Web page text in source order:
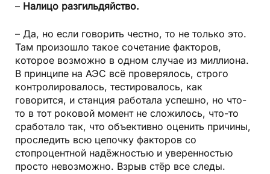
– Налицо разгильдяйство.
– Да, но если говорить честно, то не только это.
Там произошло такое сочетание факторов,
которое возможно в одном случае из миллиона.
В принципе на АЭС всё проверялось, строго
контролировалось, тестировалось, как
говорится, и станция работала успешно, но что-
то в тот роковой момент не сложилось, что-то
сработало так, что объективно оценить причины,
проследить всю цепочку факторов со
стопроцентной надёжностью и уверенностью
просто невозможно. Взрыв стёр все следы.